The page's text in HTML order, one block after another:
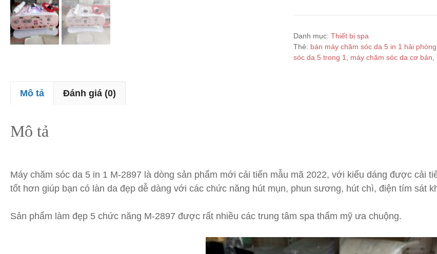
Danh mục: Thiết bị spa
Thẻ: bán máy chăm sóc da 5 in 1 hải phòng
sóc da 5 trong 1
máy chăm sóc da cơ bản
Mô tả Đánh giá (0)
Mô tả
Máy chăm sóc da 5 in 1 M-2897 là dòng sản phẩm mới cải tiến mẫu mã 2022, với kiểu dáng được cải
tốt hơn giúp bạn có làn da đẹp dễ dàng với các chức năng hút mụn, phun sương, hút chì, điện tím sát
Sản phẩm làm đẹp 5 chức năng M-2897 được rất nhiều các trung tâm spa thẩm mỹ ưa chuộng.